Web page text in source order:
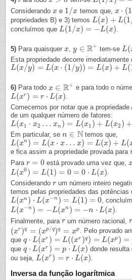
Considerando x
x e 1/x
1 /x temos que, x ⋅ (1
x⋅ (1/ x
propriedades B) e 3) temos L(x) + L(1
L(x)+L (1 /x)=L
concluímos que L(1 /x) = − L(x)
L(1 /x)=− L(x )
5) Para quaisquer x
x ,y ∈ R+
y∈R + tem-se L(
L(x
Esta propriedade decorre imediatamente
L(x/y) = L(x ⋅ (1/y)) = L(x) + L(
L(x/y)=L x⋅( 1/y))= L( x )+L( 1 y) =L(x)− L(y )
6) Para todo x ∈ R+
x∈R + e para todo o
L(xr ) = r ⋅ L(x)
L(xr)= r L(x)
.
Comecemos por notar que a
de um qualquer número de fatores:
L(x1 ⋅ x2 … xn ) = L(x1 ) + L(x2 ) +
L(x1⋅x 2 …x n ) = L(x 1 +L (x2)+⋯ +L (xn)
Em particular, se n ∈ N
n∈N temos que,
L(xn ) = L(x ⋅ x … x) = L(x) + L(
L(xn)=L (x⋅ x…x) = L( x ) + L(x +⋯+L(x) =n ⋅L(x
e fica assim a propriedade provada para r
Para r = 0
r= 0 está provado uma vez que,x
L(x0 ) = L(1) = 0 = 0 ⋅ L(x)
L(x0)=L (1 =0=0⋅ L(x )
.
Considerando r
r um número inteiro
temos pelas propriedades das potências
L(xn ) ⋅ L(x−n ) = L(1) = 0
L(xn)⋅ L x −n)=L(1 ) =0 ,
L(x−n ) = − L(xn ) = −n ⋅ L(x)
L(x−n)= − L(x n)=−n⋅L (x )
.
Finalmente, para r
r um número racional,r
r=
(xr )q = (xp/q)q = xp
(xr)q= xp q)q=xp
. Pelo provado
que q ⋅ L(xr ) = L((xr )q ) = L(xp ) =
q⋅ L (xr)=L ( xr) q)= L(xp)=p ⋅L( x)
que q ⋅ L(xr ) = p ⋅ L(x)
q⋅ L (xr)=p ⋅ L(x ) donde resulta
ou seja, L(xr ) = r ⋅ L(x)
L(xr)= r L(x) .
Inversa da função logarítmica